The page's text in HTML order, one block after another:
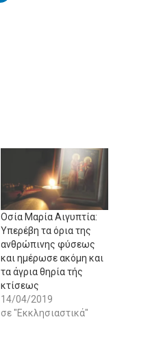
Oσία Μαρία Αιγυπτία:
Υπερέβη τα όρια της
ανθρώπινης φύσεως
και ημέρωσε ακόμη και
τα άγρια θηρία τής
κτίσεως
14/04/2019
σε "Εκκλησιαστικά"